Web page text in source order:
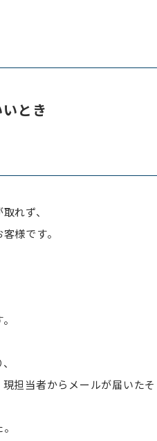
とき
れず、
様です。
担当者からメールが届いた